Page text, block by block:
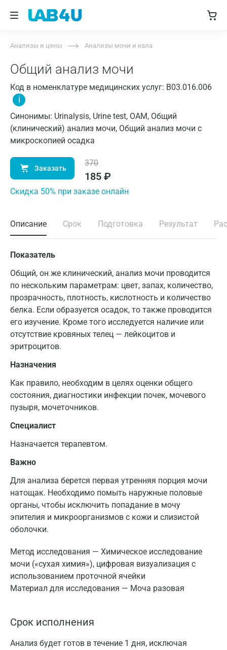
Анализы и цены Анализы мочи и кала
Общий анализ мочи
Код в номенклатуре медицинских услуг: B03.016.006
i
Синонимы: Urinalysis, Urine test, ОАМ, Общий
(клинический) анализ мочи, Общий анализ мочи с
микроскопией осадка
Заказать
370
185 ₽
Cкидка 50% при заказе онлайн
Описание Срок Подготовка Результат
Показатель
Общий, он же клинический, анализ мочи проводится
по нескольким параметрам: цвет, запах, количество,
прозрачность, плотность, кислотность и количество
белка. Если образуется осадок, то также проводится
его изучение. Кроме того исследуется наличие или
отсутствие кровяных телец — лейкоцитов и
эритроцитов.
Назначения
Как правило, необходим в целях оценки общего
состояния, диагностики инфекции почек, мочевого
пузыря, мочеточников.
Специалист
Назначается терапевтом.
Важно
Для анализа берется первая утренняя порция мочи
натощак. Необходимо помыть наружные половые
органы, чтобы исключить попадание в мочу
эпителия и микроорганизмов с кожи и слизистой
оболочки.
Метод исследования — Химическое исследование
мочи («сухая химия»), цифровая визуализация с
использованием проточной ячейки
Материал для исследования — Моча разовая
Срок исполнения
Анализ будет готов в течение 1 дня, исключая